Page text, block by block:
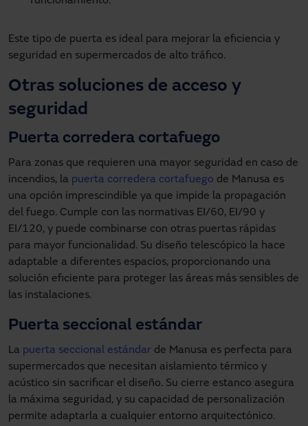
Este tipo de puerta es ideal para mejorar la eficiencia y
seguridad en supermercados de alto tráfico.
Otras soluciones de acceso y
seguridad
Puerta corredera cortafuego
Para zonas que requieren una mayor seguridad en caso de
incendios, la puerta corredera cortafuego de Manusa es
una opción imprescindible ya que impide la propagación
del fuego. Cumple con las normativas EI/60, EI/90 y
EI/120, y puede combinarse con otras puertas rápidas
para mayor funcionalidad. Su diseño telescópico la hace
adaptable a diferentes espacios, proporcionando una
solución eficiente para proteger las áreas más sensibles de
las instalaciones.
Puerta seccional estándar
La puerta seccional estándar de Manusa es perfecta para
supermercados que necesitan aislamiento térmico y
acústico sin sacrificar el diseño. Su cierre estanco asegura
la máxima seguridad, y su capacidad de personalización
permite adaptarla a cualquier entorno arquitectónico.